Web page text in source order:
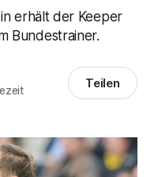
erhält der Keeper
Bundestrainer.
Teilen